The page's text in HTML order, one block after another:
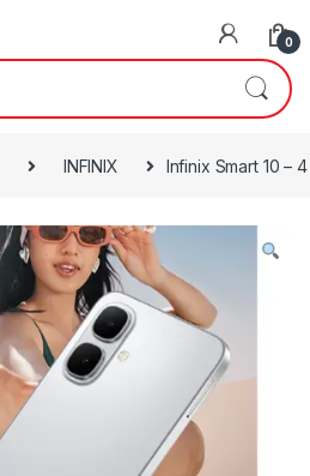
0
INFINIX Infinix Smart 10 –